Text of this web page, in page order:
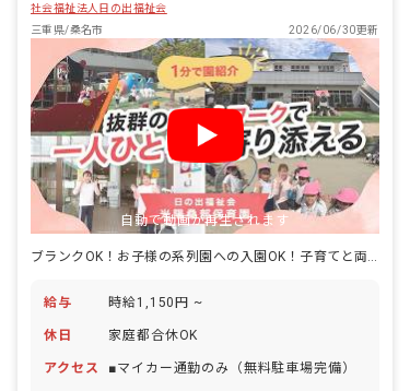
社会福祉法人日の出福祉会
三重県/桑名市
2026/06/30更新
自動で動画が再生されます
ブランクOK！お子様の系列園への入園OK！子育てと両立できる環境です
給与 時給1,150円 ~
休日 家庭都合休OK
アクセス ■マイカー通勤のみ（無料駐車場完備）